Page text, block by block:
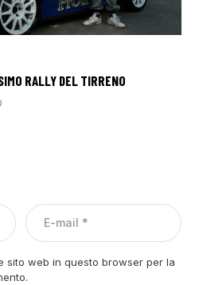
RALLY DEL TIRRENO
sito web in questo browser per la